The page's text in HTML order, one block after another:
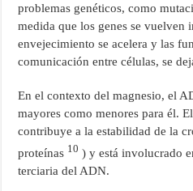
problemas genéticos, como
medida que los genes se vuelven
envejecimiento se acelera y las
comunicación entre células, se
En el contexto del magnesio, el
mayores como menores para él.
contribuye a la estabilidad de la
proteínas 10 ) y está involucrado
terciaria del ADN.